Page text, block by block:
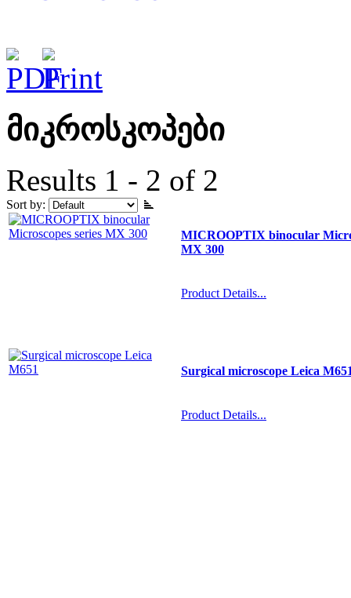
მიკროსკოპები
Results 1 - 2 of 2
Sort by:
MICROOPTIX binocular
МХ 300
Product Details...
Surgical microscope Leica
Product Details...